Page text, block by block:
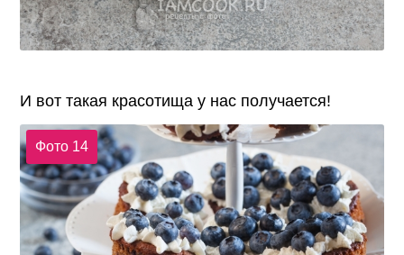
И вот такая красотища у нас получается!
Фото 14